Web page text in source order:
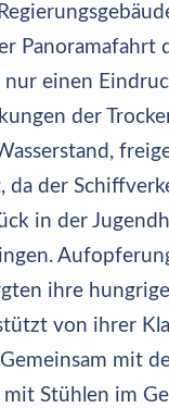
Panoramafahrt
einen
der
da der
in der
ihre
von ihrer
mit
Stühlen im